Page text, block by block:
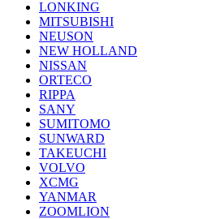
LONKING
MITSUBISHI
NEUSON
NEW HOLLAND
NISSAN
ORTECO
RIPPA
SANY
SUMITOMO
SUNWARD
TAKEUCHI
VOLVO
XCMG
YANMAR
ZOOMLION